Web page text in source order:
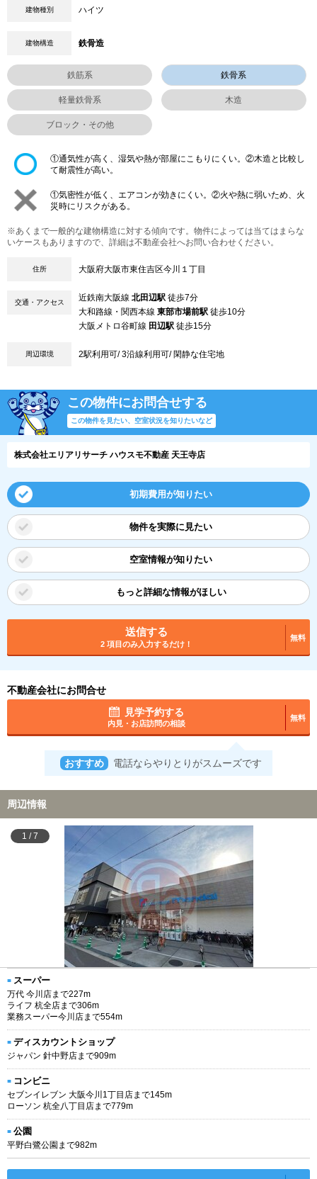
建物種別 ハイツ
建物構造 鉄骨造
鉄筋系 鉄骨系
軽量鉄骨系 木造
ブロック・その他
①通気性が高く、湿気や熱が部屋にこもりにくい。②木造と比較し
て耐震性が高い。
①気密性が低く、エアコンが効きにくい。②火や熱に弱いため、火
災時にリスクがある。
※あくまで一般的な建物構造に対する傾向です。物件によっては当てはまらな
いケースもありますので、詳細は不動産会社へお問い合わせください。
住所 大阪府大阪市東住吉区今川１丁目
交通・アクセス 近鉄南大阪線 北田辺駅 徒歩7分
大和路線・関西本線 東部市場前駅 徒歩10分
大阪メトロ谷町線 田辺駅 徒歩15分
周辺環境 2駅利用可/ 3沿線利用可/ 閑静な住宅地
この物件にお問合せする
この物件を見たい、空室状況を知りたいなど
株式会社エリアリサーチ ハウスモ不動産 天王寺店
初期費用が知りたい
物件を実際に見たい
空室情報が知りたい
もっと詳細な情報がほしい
送信する
2 項目のみ入力するだけ！
無料
不動産会社にお問合せ
見学予約する
内見・お店訪問の相談
無料
おすすめ 電話ならやりとりがスムーズです
周辺情報
1 /7
スーパー
万代 今川店まで227m
ライフ 杭全店まで306m
業務スーパー今川店まで554m
ディスカウントショップ
ジャパン 針中野店まで909m
コンビニ
セブンイレブン 大阪今川1丁目店まで145m
ローソン 杭全八丁目店まで779m
公園
平野白鷺公園まで982m